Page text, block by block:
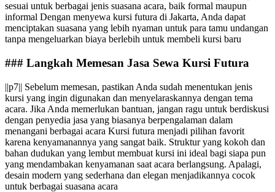
sesuai untuk berbagai jenis suasana acara, baik formal maupun
informal Dengan menyewa kursi futura di Jakarta, Anda dapat
menciptakan suasana yang lebih nyaman untuk para tamu undangan
tanpa mengeluarkan biaya berlebih untuk membeli kursi baru
### Langkah Memesan Jasa Sewa Kursi Futura
||p7|| Sebelum memesan, pastikan Anda sudah menentukan jenis
kursi yang ingin digunakan dan menyelaraskannya dengan tema
acara. Jika Anda memerlukan bantuan, jangan ragu untuk berdiskusi
dengan penyedia jasa yang biasanya berpengalaman dalam
menangani berbagai acara Kursi futura menjadi pilihan favorit
karena kenyamanannya yang sangat baik. Struktur yang kokoh dan
bahan dudukan yang lembut membuat kursi ini ideal bagi siapa pun
yang mendambakan kenyamanan saat acara berlangsung. Apalagi,
desain modern yang sederhana dan elegan menjadikannya cocok
untuk berbagai suasana acara